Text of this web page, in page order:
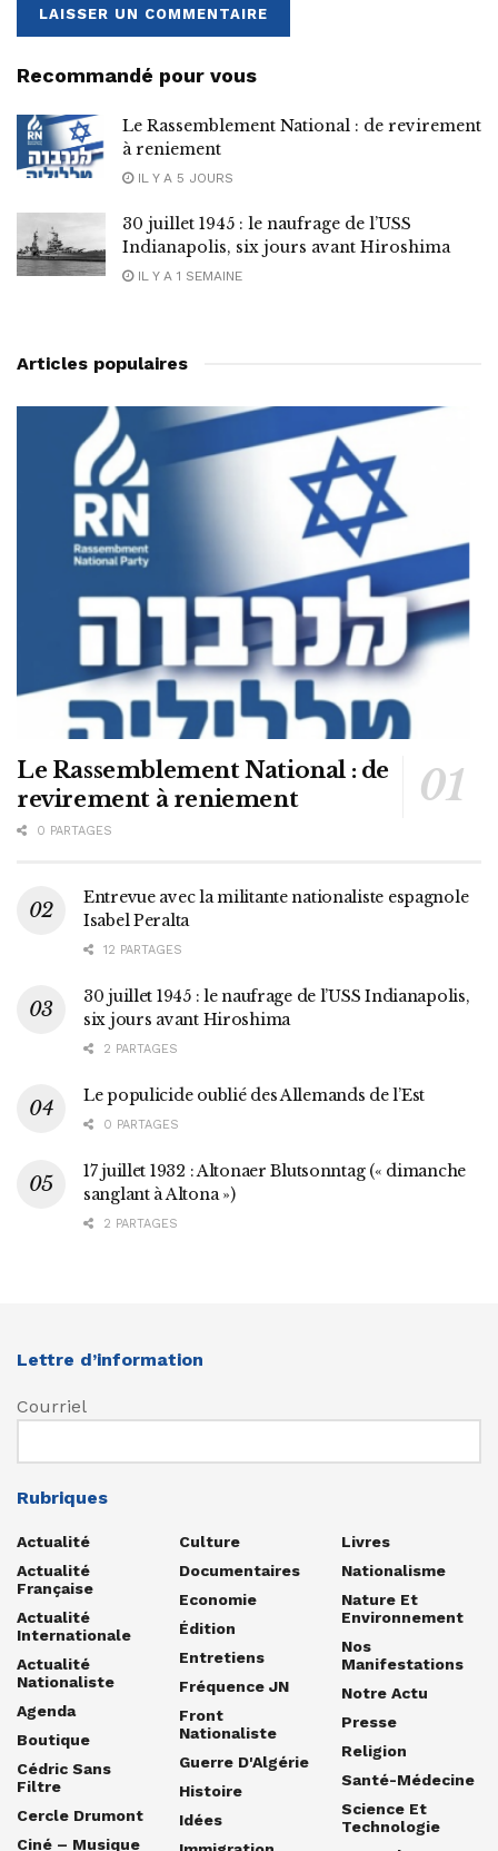
Recommandé pour vous
Le Rassemblement National : de revirement
à reniement
IL Y A 5 JOURS
30 juillet 1945 : le naufrage de l’USS
Indianapolis, six jours avant Hiroshima
IL Y A 1 SEMAINE
Articles populaires
Le Rassemblement National : de
revirement à reniement
0 PARTAGES
Entrevue avec la militante nationaliste espagnole
Isabel Peralta
12 PARTAGES
30 juillet 1945 : le naufrage de l’USS Indianapolis,
six jours avant Hiroshima
2 PARTAGES
Le populicide oublié des Allemands de l’Est
0 PARTAGES
17 juillet 1932 : Altonaer Blutsonntag (« dimanche
sanglant à Altona »)
2 PARTAGES
Lettre d’information
Courriel
Rubriques
Actualité
Actualité
Française
Actualité
Internationale
Actualité
Nationaliste
Agenda
Boutique
Cédric Sans
Filtre
Cercle Drumont
Ciné – Musique
Culture
Documentaires
Economie
Édition
Entretiens
Fréquence JN
Front
Nationaliste
Guerre D'Algérie
Histoire
Idées
Livres
Nationalisme
Nature Et
Environnement
Nos
Manifestations
Notre Actu
Presse
Religion
Santé-Médecine
Science Et
Technologie